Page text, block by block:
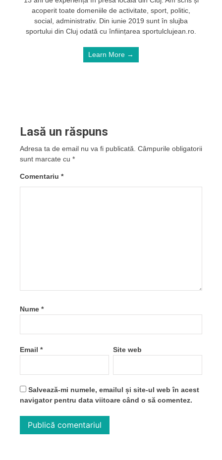
acoperit toate domeniile de activitate, sport, politic,
social, administrativ. Din iunie 2019 sunt în slujba
sportului din Cluj odată cu înființarea sportulclujean.ro.
Learn More →
Lasă un răspuns
Adresa ta de email nu va fi publicată. Câmpurile obligatorii
sunt marcate cu *
Comentariu *
Nume *
Email * Site web
Salvează-mi numele, emailul și site-ul web în acest
navigator pentru data viitoare când o să comentez.